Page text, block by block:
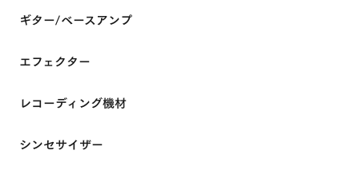
ギター/ベースアンプ
エフェクター
レコーディング機材
シンセサイザー